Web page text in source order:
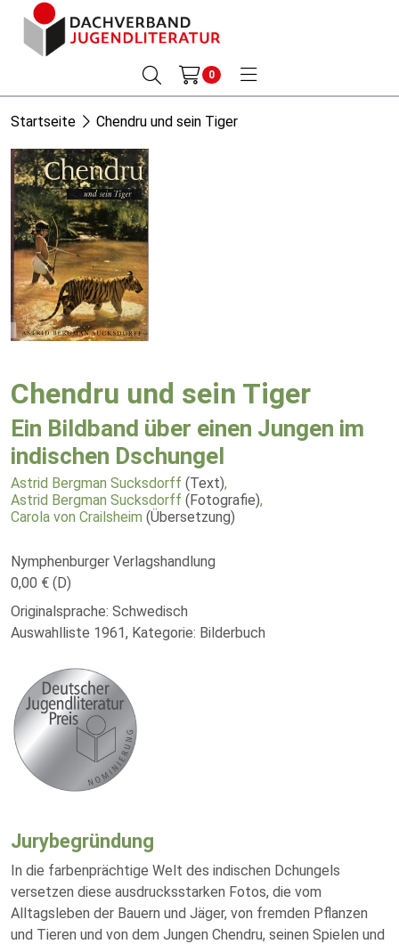
0
Startseite Chendru und sein Tiger
Chendru und sein Tiger
Ein Bildband über einen Jungen im
indischen Dschungel
Astrid Bergman Sucksdorff (Text),
Astrid Bergman Sucksdorff (Fotografie),
Carola von Crailsheim (Übersetzung)
Nymphenburger Verlagshandlung
0,00 € (D)
Originalsprache: Schwedisch
Auswahlliste 1961, Kategorie: Bilderbuch
Jurybegründung
In die farbenprächtige Welt des indischen Dchungels
versetzen diese ausdrucksstarken Fotos, die vom
Alltagsleben der Bauern und Jäger, von fremden Pflanzen
und Tieren und von dem Jungen Chendru, seinen Spielen und